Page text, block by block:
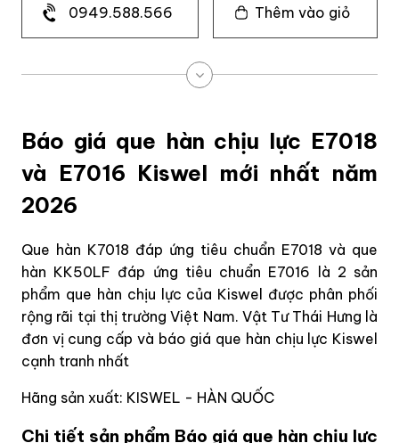
0949.588.566 Thêm vào giỏ
Báo giá que hàn chịu lực E7018
và E7016 Kiswel mới nhất năm
2026
Que hàn K7018 đáp ứng tiêu chuẩn E7018 và que
hàn KK50LF đáp ứng tiêu chuẩn E7016 là 2 sản
phẩm que hàn chịu lực của Kiswel được phân phối
rộng rãi tại thị trường Việt Nam. Vật Tư Thái Hưng là
đơn vị cung cấp và báo giá que hàn chịu lực Kiswel
cạnh tranh nhất
Hãng sản xuất: KISWEL - HÀN QUỐC
Chi tiết sản phẩm Báo giá que hàn chịu lực